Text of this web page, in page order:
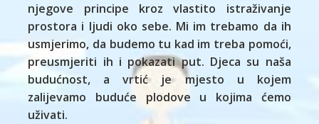
njegove principe kroz vlastito istraživanje
prostora i ljudi oko sebe. Mi im trebamo da ih
usmjerimo, da budemo tu kad im treba pomoći,
preusmjeriti ih i pokazati put. Djeca su naša
budućnost, a vrtić je mjesto u kojem
zalijevamo buduće plodove u kojima ćemo
uživati.